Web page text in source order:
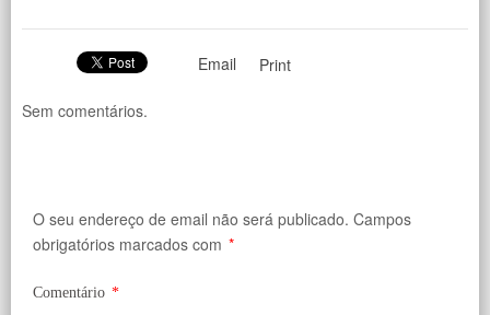
Email Print
Sem comentários.
O seu endereço de email não será publicado. Campos
obrigatórios marcados com *
Comentário *